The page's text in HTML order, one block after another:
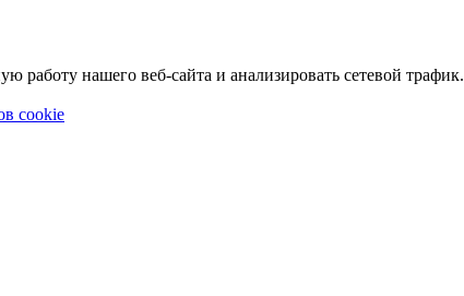
нашего веб-сайта и анализировать сетевой трафик.
cookie